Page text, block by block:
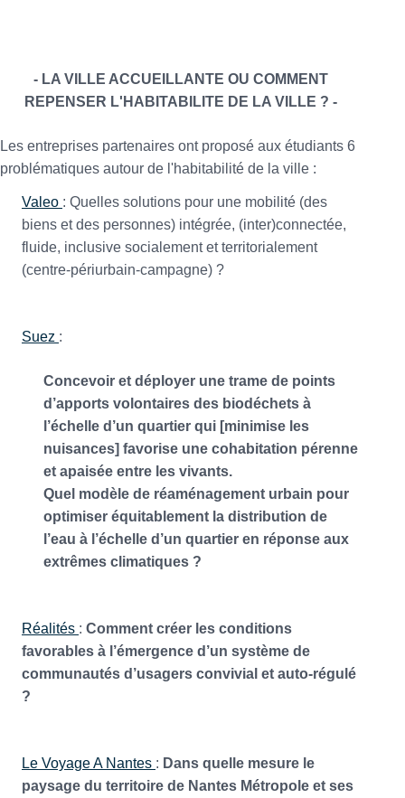
- LA VILLE ACCUEILLANTE OU COMMENT
REPENSER L'HABITABILITE DE LA VILLE ? -
Les entreprises partenaires ont proposé aux étudiants 6
problématiques autour de l'habitabilité de la ville :
Valeo : Quelles solutions pour une mobilité (des
biens et des personnes) intégrée, (inter)connectée,
fluide, inclusive socialement et territorialement
(centre-périurbain-campagne) ?
Suez :
Concevoir et déployer une trame de points
d’apports volontaires des biodéchets à
l’échelle d’un quartier qui [minimise les
nuisances] favorise une cohabitation pérenne
et apaisée entre les vivants.
Quel modèle de réaménagement urbain pour
optimiser équitablement la distribution de
l’eau à l’échelle d’un quartier en réponse aux
extrêmes climatiques ?
Réalités : Comment créer les conditions
favorables à l’émergence d’un système de
communautés d’usagers convivial et auto-régulé
?
Le Voyage A Nantes : Dans quelle mesure le
paysage du territoire de Nantes Métropole et ses